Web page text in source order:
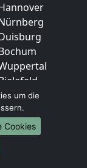
um die
Cookies